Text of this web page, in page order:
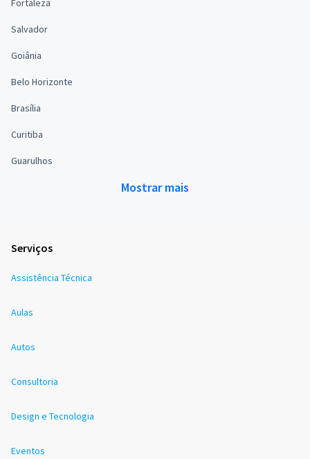
Fortaleza
Salvador
Goiânia
Belo Horizonte
Brasília
Curitiba
Guarulhos
Mostrar mais
Serviços
Assistência Técnica
Aulas
Autos
Consultoria
Design e Tecnologia
Eventos